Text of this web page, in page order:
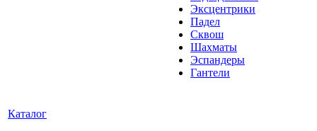
Эксцентрики
Падел
Сквош
Шахматы
Эспандеры
Гантели
Каталог